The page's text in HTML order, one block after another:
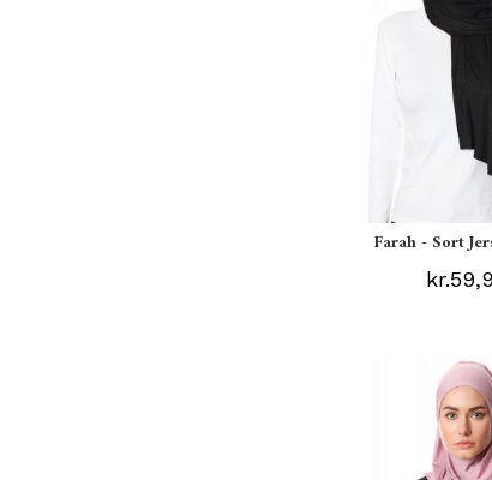
Farah - Sort